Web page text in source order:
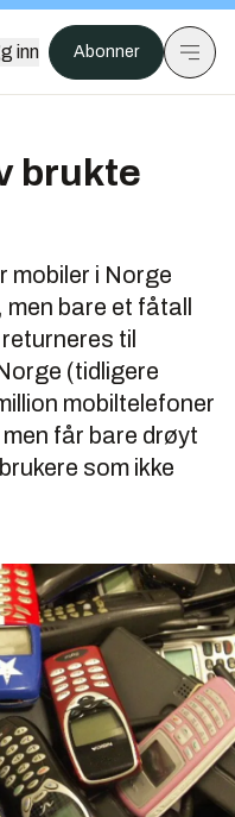
inn Abonner
brukte
mobiler i Norge
bare et fåtall
til
(tidligere
mobiltelefoner
får bare drøyt
som ikke